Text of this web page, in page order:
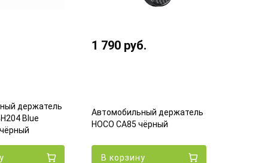
держатель
Blue
1 790 руб.
Автомобильный держатель
HOCO CA85 чёрный
В корзину